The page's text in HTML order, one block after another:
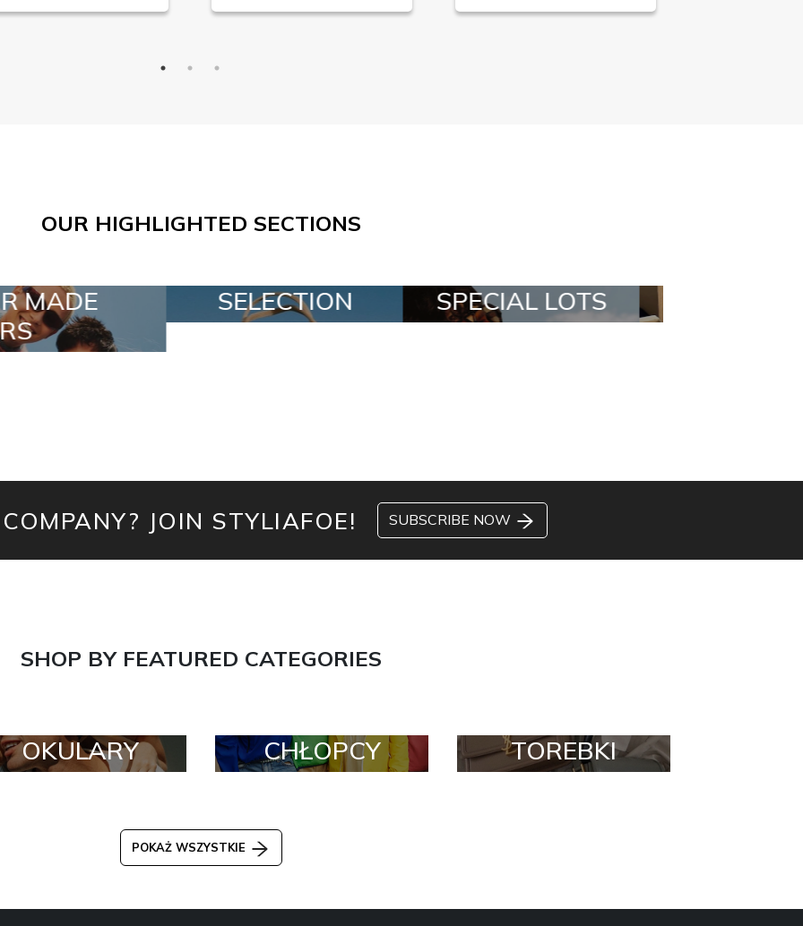
OUR HIGHLIGHTED SECTIONS
SPECIAL LOTS ALL IN A BOX
JOIN STYLIAFOE! SUBSCRIBE NOW
SHOP BY FEATURED CATEGORIES
OKULARY CHŁOPCY TOREBKI
POKAŻ WSZYSTKIE